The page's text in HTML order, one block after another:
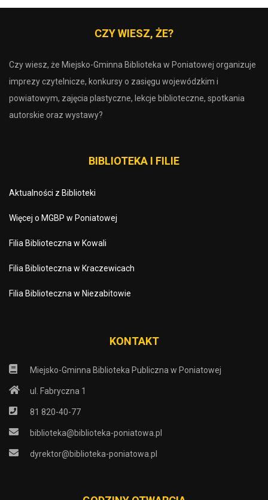
CZY WIESZ, ŻE?
Czy wiesz, że Miejsko-Gminna Biblioteka w Poniatowej organizuje
imprezy czytelnicze, konkursy o zasięgu wojewódzkim i
powiatowym, zajęcia plastyczne, lekcje biblioteczne, spotkania
autorskie oraz wystawy?
BIBLIOTEKA I FILIE
Aktualności z Biblioteki
Więcej o MGBP w Poniatowej
Filia Biblioteczna w Kowali
Filia Biblioteczna w Kraczewicach
Filia Biblioteczna w Niezabitowie
KONTAKT
Miejsko-Gminna Biblioteka Publiczna w Poniatowej
ul. Fabryczna 1
81 820-40-77
biblioteka@biblioteka-poniatowa.pl
dyrektor@biblioteka-poniatowa.pl